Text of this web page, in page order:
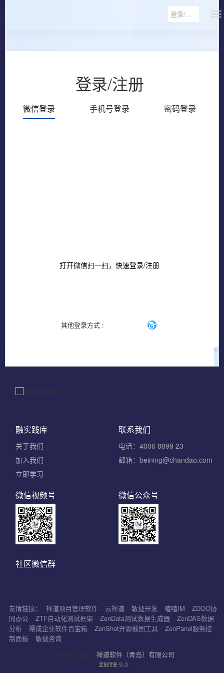
登录/注册
登录/注册
微信登录 手机号登录 密码登录
打开微信扫一扫，快速登录/注册
其他登录方式 :
联系我们
电话：4006 8899 23
邮箱：beining@chandao.com
融实践库
关于我们
加入我们
立即学习
微信公众号
微信视频号
社区微信群
友情链接： 禅道项目管理软件 云禅道 敏捷开发 喧喧IM
ZDOO协
同办公
ZTF自动化测试框架 ZenData测试数据生成器
ZenDAS数据
分析
渠成企业软件百宝箱 ZenShot开源截图工具
ZenPanel服务控
制面板
敏捷咨询
© 2021- 2026 禅道软件（青岛）有限公司
9.0